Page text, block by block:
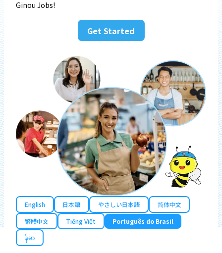
Ginou Jobs!
Get Started
English 日本語 やさしい日本語
简体中文
繁體中文
Tiếng Việt
Português do Brasil
န်မာ